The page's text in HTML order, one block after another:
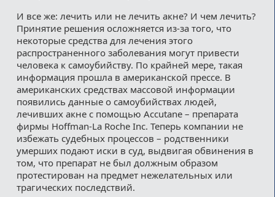
И все же: лечить или не лечить акне? И чем лечить?
Принятие решения осложняется из-за того, что
некоторые средства для лечения этого
распространенного заболевания могут привести
человека к самоубийству. По крайней мере, такая
информация прошла в американской прессе. В
американских средствах массовой информации
появились данные о самоубийствах людей,
лечивших акне с помощью Accutane – препарата
фирмы Hoffman-La Roche Inc. Теперь компании не
избежать судебных процессов – родственники
умерших подают иски в суд, выдвигая обвинения в
том, что препарат не был должным образом
протестирован на предмет нежелательных или
трагических последствий.